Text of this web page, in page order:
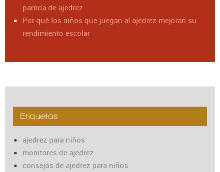
partida de ajedrez
Por qué los niños que juegan al ajedrez mejoran su
rendimiento escolar
Etiquetas
ajedrez para niños
monitores de ajedrez
consejos de ajedrez para niños